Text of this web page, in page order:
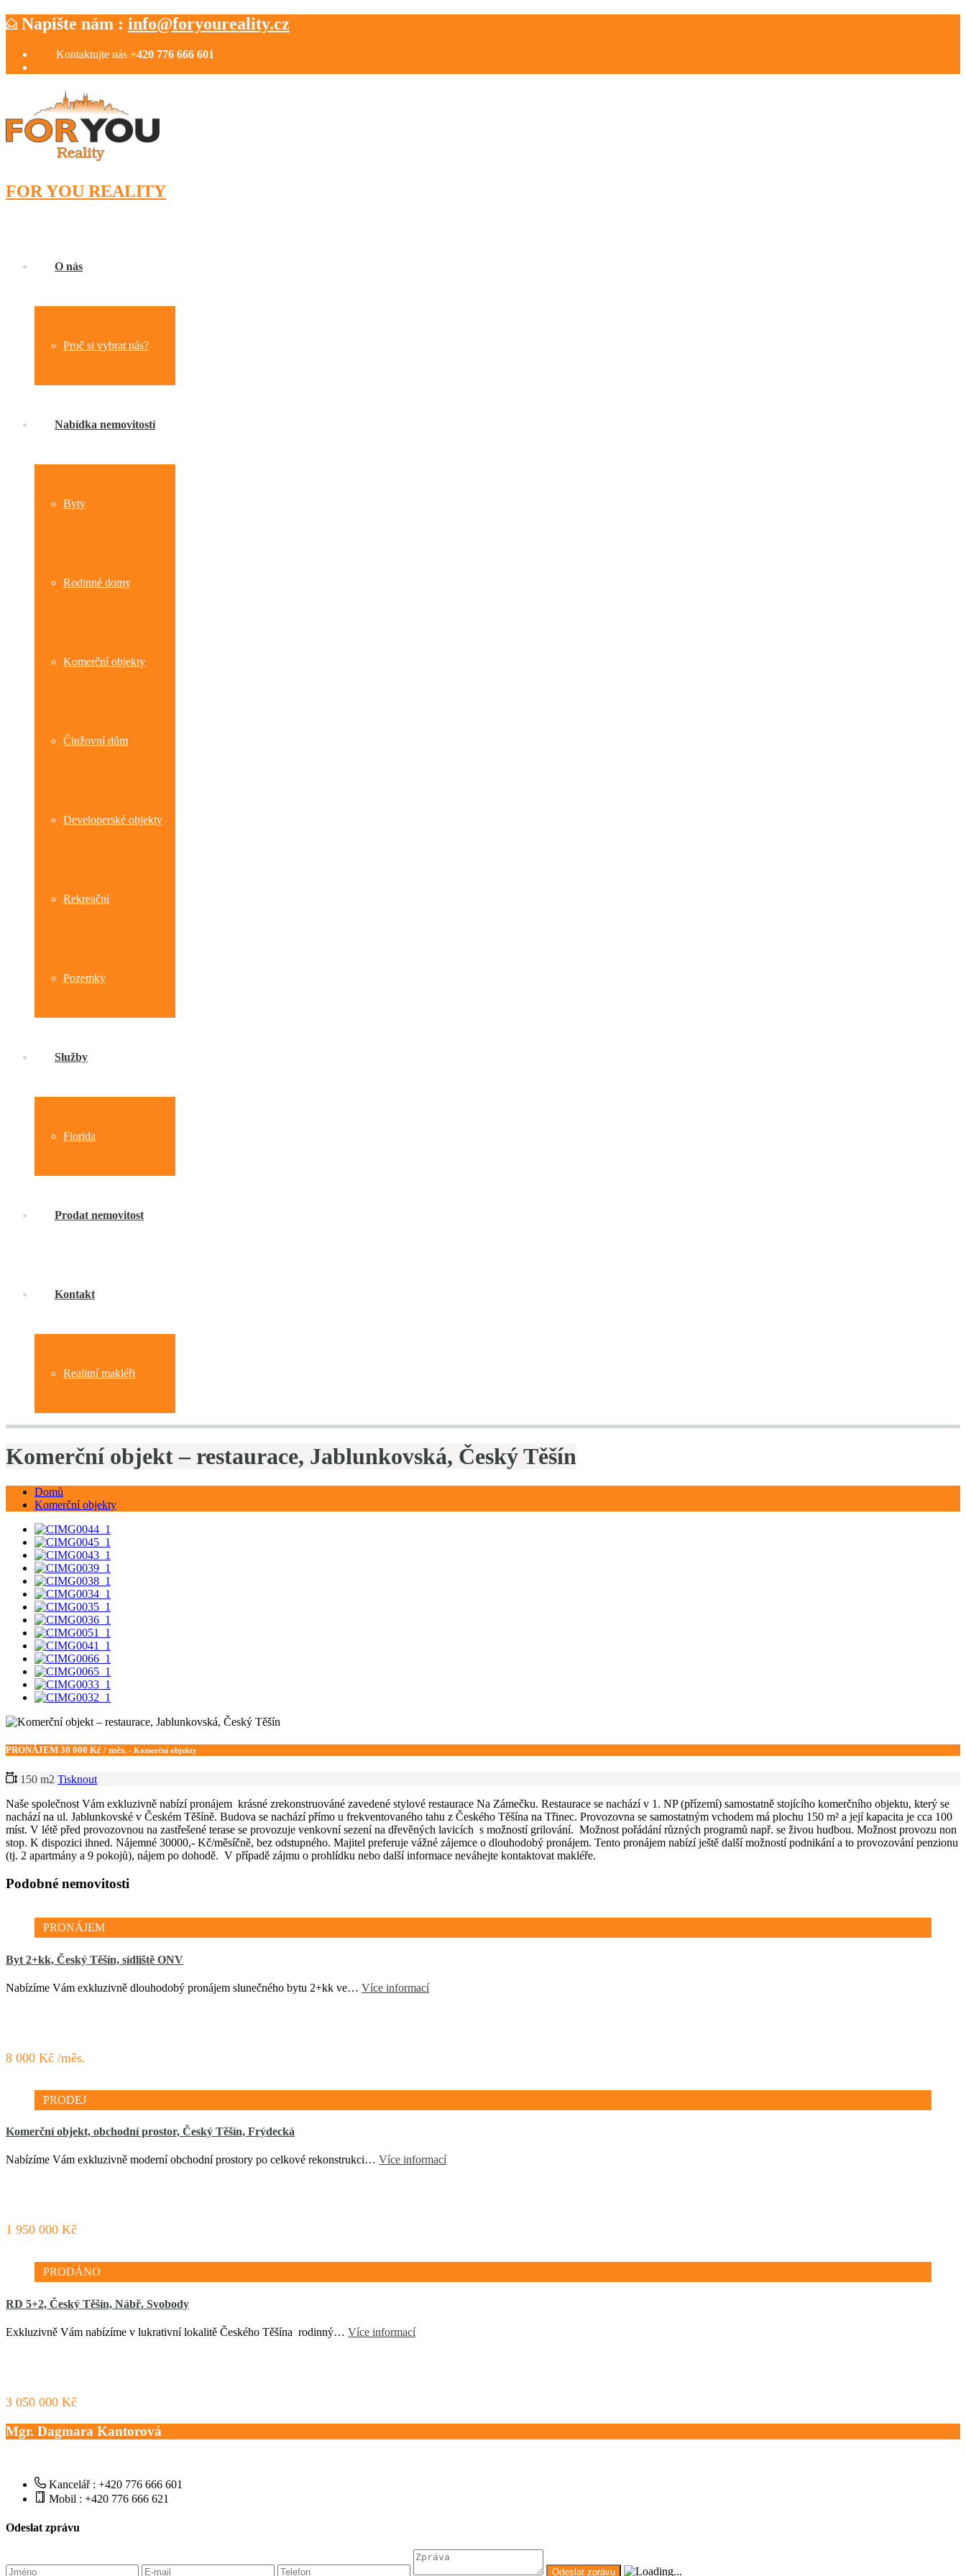
Napište nám : info@foryoureality.cz
Kontaktujte nás +420 776 666 601
FOR YOU REALITY
O nás
Proč si vybrat nás?
Nabídka nemovitostí
Byty
Rodinné domy
Komerční objekty
Činžovní dům
Developerské objekty
Rekreační
Pozemky
Služby
Florida
Prodat nemovitost
Kontakt
Realitní makléři
Komerční objekt – restaurace, Jablunkovská, Český Těšín
Domů
Komerční objekty
PRONÁJEM 30 000 Kč / měs. - Komerční objekty
150 m2 Tisknout
Naše společnost Vám exkluzivně nabízí pronájem krásné zrekonstruováné zavedené stylové restaurace Na Zámečku. Restaurace se nachází v 1. NP (přízemí) samostatně stojícího komerčního objektu, který se
nachází na ul. Jablunkovské v Českém Těšíně. Budova se nachází přímo u frekventovaného tahu z Českého Těšína na Třinec. Provozovna se samostatným vchodem má plochu 150 m² a její kapacita je cca 100
míst. V létě před provozovnou na zastřešené terase se provozuje venkovní sezení na dřevěných lavicích s možností grilování. Možnost pořádání různých programů např. se živou hudbou. Možnost provozu non
stop. K dispozici ihned. Nájemné 30000,- Kč/měsíčně, bez odstupného. Majitel preferuje vážné zájemce o dlouhodobý pronájem. Tento pronájem nabízí ještě další možností podnikání a to provozování penzionu
(tj. 2 apartmány a 9 pokojů), nájem po dohodě. V případě zájmu o prohlídku nebo další informace neváhejte kontaktovat makléře.
Podobné nemovitosti
PRONÁJEM
Byt 2+kk, Český Těšín, sídliště ONV
Nabízíme Vám exkluzivně dlouhodobý pronájem slunečného bytu 2+kk ve… Více informací
8 000 Kč /měs.
PRODEJ
Komerční objekt, obchodní prostor, Český Těšín, Frýdecká
Nabízíme Vám exkluzivně moderní obchodní prostory po celkové rekonstrukci… Více informací
1 950 000 Kč
PRODÁNO
RD 5+2, Český Těšín, Nábř. Svobody
Exkluzivně Vám nabízíme v lukrativní lokalitě Českého Těšína rodinný… Více informací
3 050 000 Kč
Mgr. Dagmara Kantorová
Kancelář : +420 776 666 601
Mobil : +420 776 666 621
Odeslat zprávu